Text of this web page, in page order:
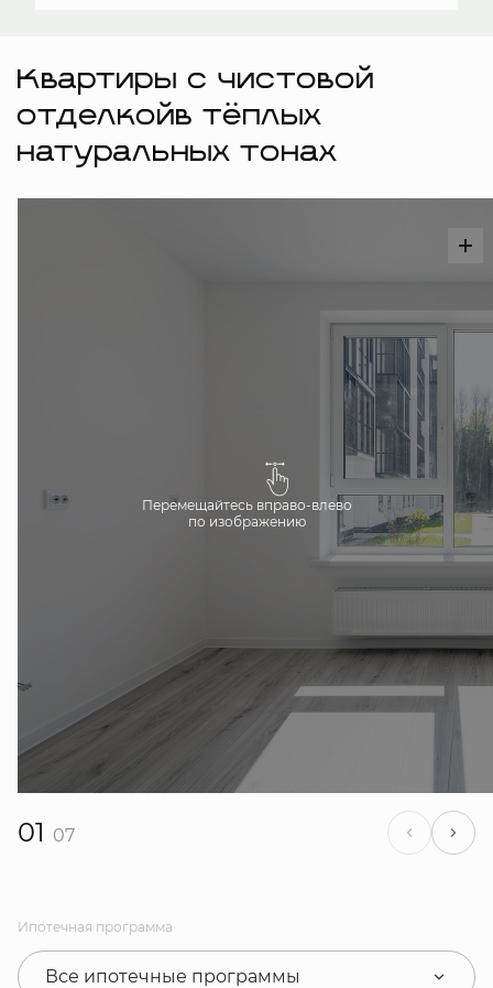
Квартиры с чистовой
отделкойв тёплых
натуральных тонах
Перемещайтесь вправо-влево
по изображению
01 07
Ипотечная программа
Все ипотечные программы